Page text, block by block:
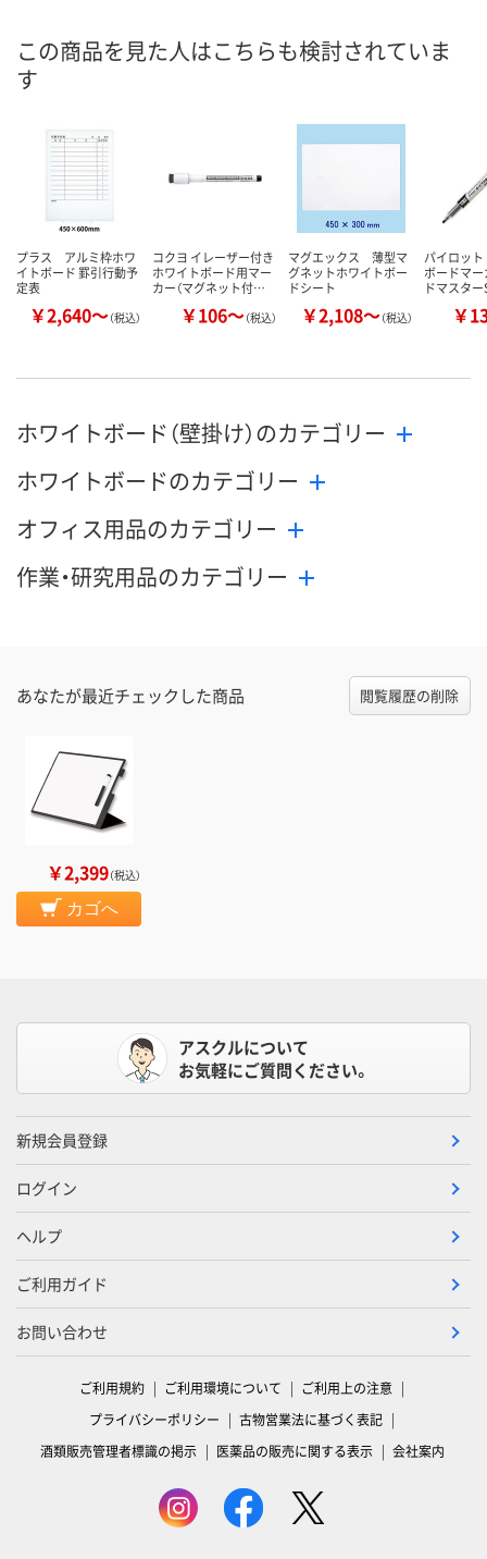
8月8日（土）
カゴへ
この商品を見た人はこちらも検討されていま
す
プラス アルミ枠ホワ
イトボード 罫引行動予
定表
￥2,640～（税込）
コクヨ イレーザー付き
ホワイトボード用マー
カー（マグネット付…
￥106～（税込）
マグエックス 薄型マ
グネットホワイトボー
ドシート
￥2,108～（税込）
パイロッ
ボードマ
ドマスタ
￥
ホワイトボード（壁掛け）のカテゴリー
ホワイトボードのカテゴリー
オフィス用品のカテゴリー
作業・研究用品のカテゴリー
あなたが最近チェックした商品 閲覧履歴の削除
￥2,399（税込）
カゴへ
アスクルについて
お気軽にご質問ください。
新規会員登録
ログイン
ヘルプ
ご利用ガイド
お問い合わせ
ご利用規約 ご利用環境について
ご利用上の注意
プライバシーポリシー
古物営業法に基づく表記
酒類販売管理者標識の掲示
医薬品の販売に関する表示 会社案内